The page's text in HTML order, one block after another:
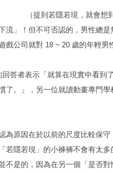
（提到若隱若現，就會想
流」！但不可否認的，男性總
公司就對 18 ~ 20 歲的年輕男
答者表示「就算在現實中看
了。」，另一位就讀動畫專門
原因在於以前的尺度比較保
隱若現」的小褲褲不會有太多
是的，因為在另一個「是否